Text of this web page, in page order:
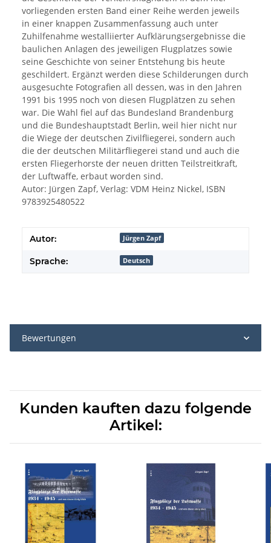
vorliegenden ersten Band einer Reihe werden jeweils
in einer knappen Zusammenfassung auch unter
Zuhilfenahme westalliierter Aufklärungsergebnisse die
baulichen Anlagen des jeweiligen Flugplatzes sowie
seine Geschichte von seiner Entstehung bis heute
geschildert. Ergänzt werden diese Schilderungen durch
ausgesuchte Fotografien all dessen, was in den Jahren
1991 bis 1995 noch von diesen Flugplätzen zu sehen
war. Die Wahl fiel auf das Bundesland Brandenburg
und die Bundeshauptstadt Berlin, weil hier nicht nur
die Wiege der deutschen Zivilfliegerei, sondern auch
die der deutschen Militärfliegerei stand und auch die
ersten Fliegerhorste der neuen dritten Teilstreitkraft,
der Luftwaffe, erbaut worden sind.
Autor: Jürgen Zapf, Verlag: VDM Heinz Nickel, ISBN
9783925480522
Autor: Jürgen Zapf
Sprache: Deutsch
Bewertungen
Kunden kauften dazu folgende
Artikel: